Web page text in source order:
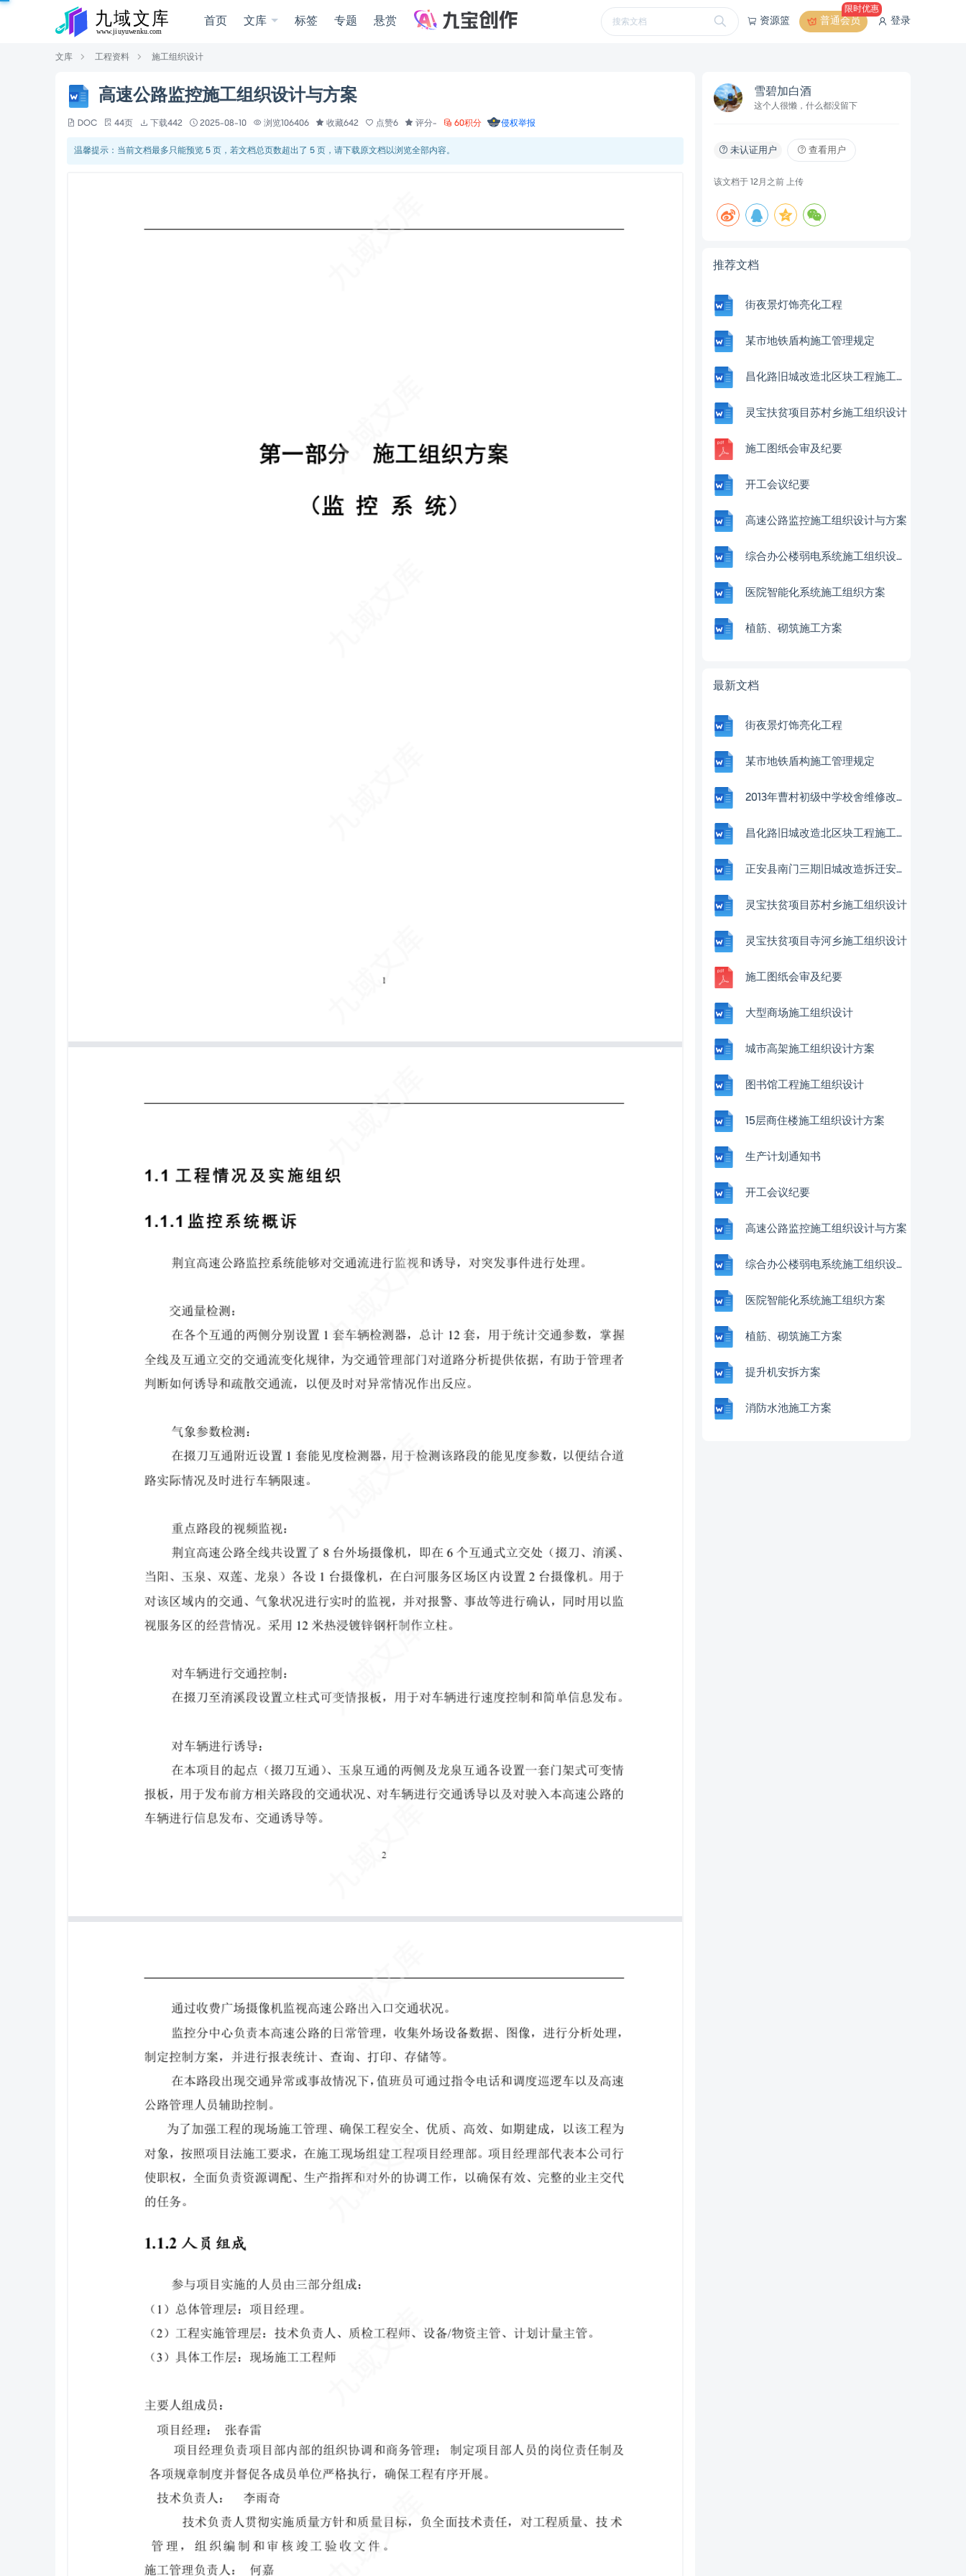
资源篮 普通会员
限时优惠
登录
首页 文库 标签 专题 悬赏
文库 工程资料 施工组织设计
高速公路监控施工组织设计与方案
DOC 44页 下载442 2025-08-10 浏览106406 收藏642 点赞6 评分- 60积分 侵权举报
温馨提示：当前文档最多只能预览 5 页，若文档总页数超出了 5 页，请下载原文档以浏览全部内容。
雪碧加白酒
这个人很懒，什么都没留下
未认证用户 查看用户
该文档于 12月之前 上传
推荐文档
街夜景灯饰亮化工程
某市地铁盾构施工管理规定
昌化路旧城改造北区块工程施工组织设计
灵宝扶贫项目苏村乡施工组织设计
施工图纸会审及纪要
开工会议纪要
高速公路监控施工组织设计与方案
综合办公楼弱电系统施工组织设计方案
医院智能化系统施工组织方案
植筋、砌筑施工方案
最新文档
街夜景灯饰亮化工程
某市地铁盾构施工管理规定
2013年曹村初级中学校舍维修改造工程施工方案
昌化路旧城改造北区块工程施工组织设计
正安县南门三期旧城改造拆迁安置中心工程施工组织设计
灵宝扶贫项目苏村乡施工组织设计
灵宝扶贫项目寺河乡施工组织设计
施工图纸会审及纪要
大型商场施工组织设计
城市高架施工组织设计方案
图书馆工程施工组织设计
15层商住楼施工组织设计方案
生产计划通知书
开工会议纪要
高速公路监控施工组织设计与方案
综合办公楼弱电系统施工组织设计方案
医院智能化系统施工组织方案
植筋、砌筑施工方案
提升机安拆方案
消防水池施工方案